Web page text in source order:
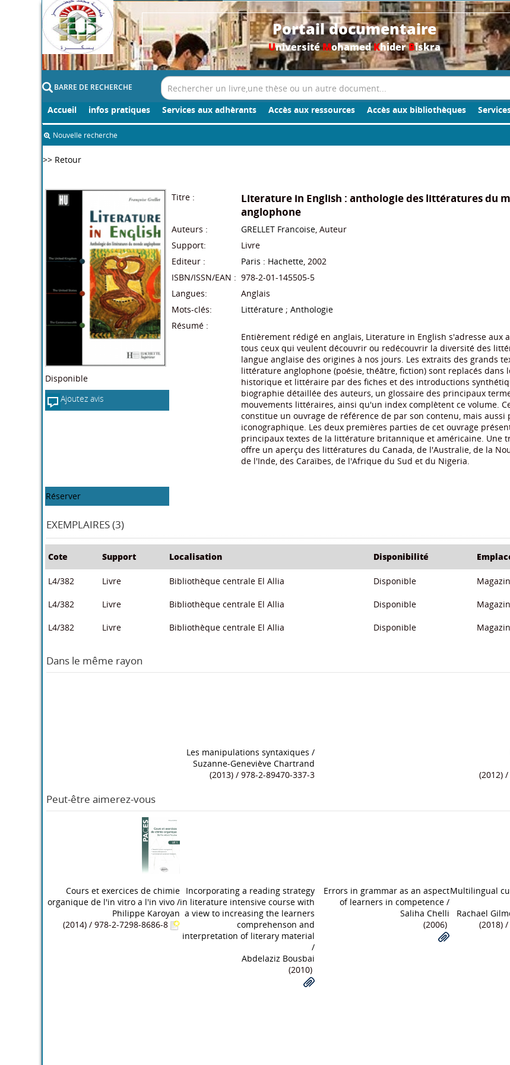
Portail documentaire
UniversitéMohamedKhiderBiskra
Accueil infos pratiques Services aux adhèrants Accès aux ressources Accès aux bibliothèques
BARRE DE RECHERCHE
Nouvelle recherche
>> Retour
Disponible
Ajoutez avis
Titre :
Literature in English : anthologie des littératures du
anglophone
Auteurs : GRELLET Francoise, Auteur
Support:
Livre
Editeur :
Paris : Hachette, 2002
ISBN/ISSN/EAN : 978-2-01-145505-5
Langues:
Anglais
Mots-clés:
Littérature ; Anthologie
Résumé :
Entièrement rédigé en anglais, Literature in English s'adresse aux
tous ceux qui veulent découvrir ou redécouvrir la diversité des
langue anglaise des origines à nos jours. Les extraits des grands
littérature anglophone (poésie, théâtre, fiction) sont replacés dans
historique et littéraire par des fiches et des introductions
biographie détaillée des auteurs, un glossaire des principaux
mouvements littéraires, ainsi qu'un index complètent ce volume.
constitue un ouvrage de référence de par son contenu, mais aussi
iconographique. Les deux premières parties de cet ouvrage
principaux textes de la littérature britannique et américaine. Une
offre un aperçu des littératures du Canada, de l'Australie, de la
de l'Inde, des Caraïbes, de l'Afrique du Sud et du Nigeria.
Réserver
EXEMPLAIRES (3)
Cote Support Localisation Disponibilité
L4/382 Livre Bibliothèque centrale El Allia Disponible Magazin
L4/382 Livre Bibliothèque centrale El Allia Disponible Magazin
L4/382 Livre Bibliothèque centrale El Allia Disponible Magazin
Dans le même rayon
Les manipulations syntaxiques /
Suzanne-Geneviève Chartrand
(2013) / 978-2-89470-337-3
(2012)
Peut-être aimerez-vous
Cours et exercices de chimie
organique de l'in vitro a l'in vivo /
Philippe Karoyan
(2014) / 978-2-7298-8686-8
Incorporating a reading strategy
in literature intensive course with
a view to increasing the learners
comprehenson and
interpretation of literary material
/
Abdelaziz Bousbai
(2010)
Errors in grammar as an aspect
of learners in competence /
Saliha Chelli
(2006)
Multilingual
Rachael
(2018)